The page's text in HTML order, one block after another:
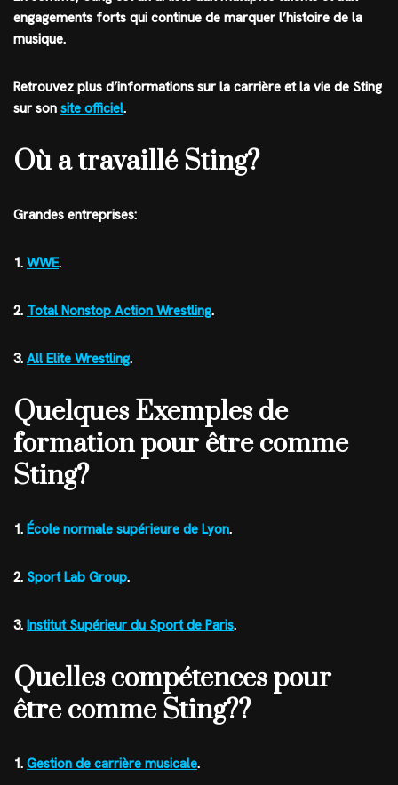
engagements forts qui continue de marquer l’histoire de la
musique.
Retrouvez plus d’informations sur la carrière et la vie de Sting
sur son site officiel.
Où a travaillé Sting?
Grandes entreprises:
1. WWE.
2. Total Nonstop Action Wrestling.
3. All Elite Wrestling.
Quelques Exemples de
formation pour être comme
Sting?
1. École normale supérieure de Lyon.
2. Sport Lab Group.
3. Institut Supérieur du Sport de Paris.
Quelles compétences pour
être comme Sting??
1. Gestion de carrière musicale.